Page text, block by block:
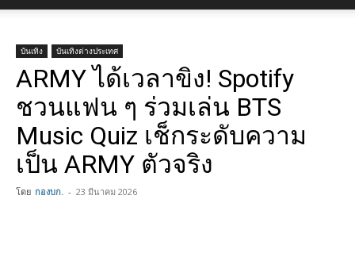
บันเทิง บันเทิงต่างประเทศ
ARMY ได้เวลาขิง! Spotify
ชวนแฟน ๆ ร่วมเล่น BTS
Music Quiz เช็กระดับความ
เป็น ARMY ตัวจริง
โดย กองบก. - 23 มีนาคม 2026